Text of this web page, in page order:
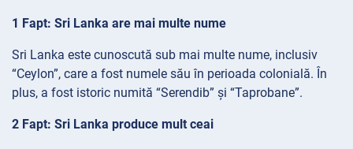
1 Fapt: Sri Lanka are mai multe nume
Sri Lanka este cunoscută sub mai multe nume, inclusiv
“Ceylon”, care a fost numele său în perioada colonială. În
plus, a fost istoric numită “Serendib” și “Taprobane”.
2 Fapt: Sri Lanka produce mult ceai